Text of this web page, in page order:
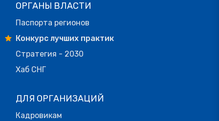
ОРГАНЫ ВЛАСТИ
Паспорта регионов
Конкурс лучших практик
Стратегия - 2030
Хаб СНГ
ДЛЯ ОРГАНИЗАЦИЙ
Кадровикам